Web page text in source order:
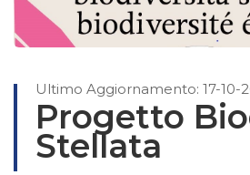
Ultimo Aggiornamento: 17-10-
Progetto
Stellata